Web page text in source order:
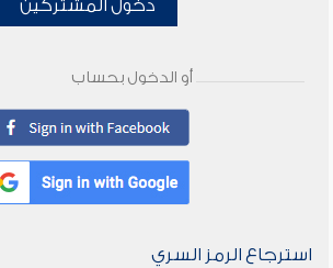
دخول المشتركين
أو الدخول بحساب
استرجاع الرمز السري